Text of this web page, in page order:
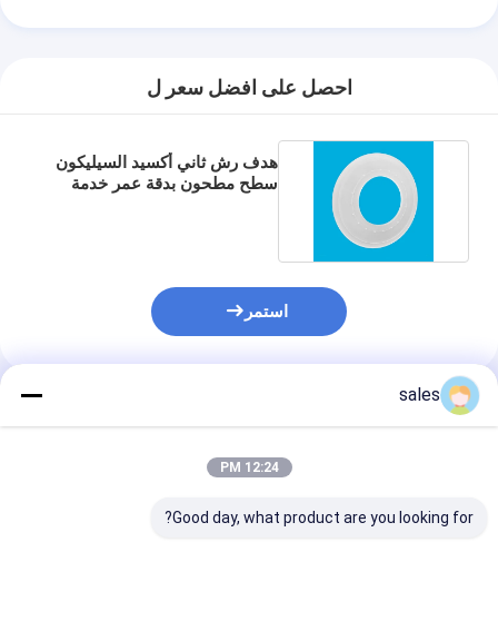
احصل على افضل سعر ل
هدف رش ثاني أكسيد السيليكون
سطح مطحون بدقة عمر خدمة
استمر
المنتجات الموصى بها
sales
12:24 PM
Good day, what product are you looking for?